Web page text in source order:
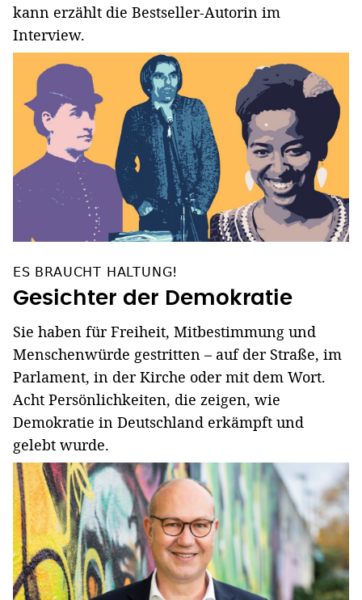
kann erzählt die Bestseller-Autorin im
Interview.
ES BRAUCHT HALTUNG!
Gesichter der Demokratie
Sie haben für Freiheit, Mitbestimmung und
Menschenwürde gestritten – auf der Straße, im
Parlament, in der Kirche oder mit dem Wort.
Acht Persönlichkeiten, die zeigen, wie
Demokratie in Deutschland erkämpft und
gelebt wurde.